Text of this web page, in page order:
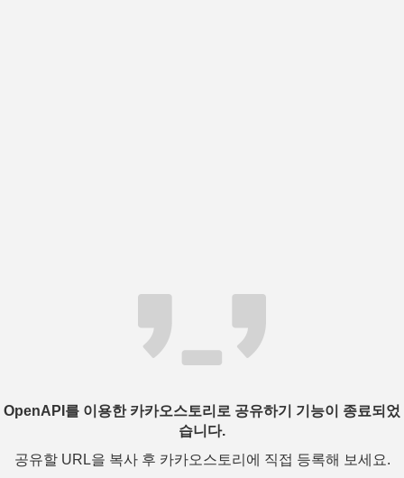
OpenAPI를 이용한 카카오스토리로 공유하기 기능이 종료되었
습니다.
공유할 URL을 복사 후 카카오스토리에 직접 등록해 보세요.